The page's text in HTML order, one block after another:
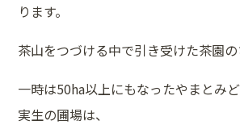
ります。
茶山をつづける中で引き受けた茶園の
一時は50ha以上にもなったやまとみ
実生の圃場は、